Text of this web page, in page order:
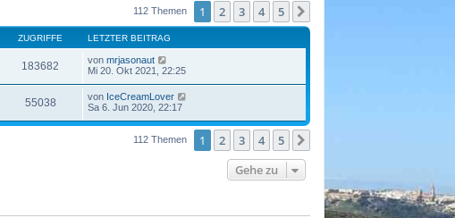
112 Themen 1 2 3 4 5
ZUGRIFFE LETZTER BEITRAG
183682 von mrjasonaut
Mi 20. Okt 2021, 22:25
55038 von IceCreamLover
Sa 6. Jun 2020, 22:17
112 Themen 1 2 3 4 5
Gehe zu